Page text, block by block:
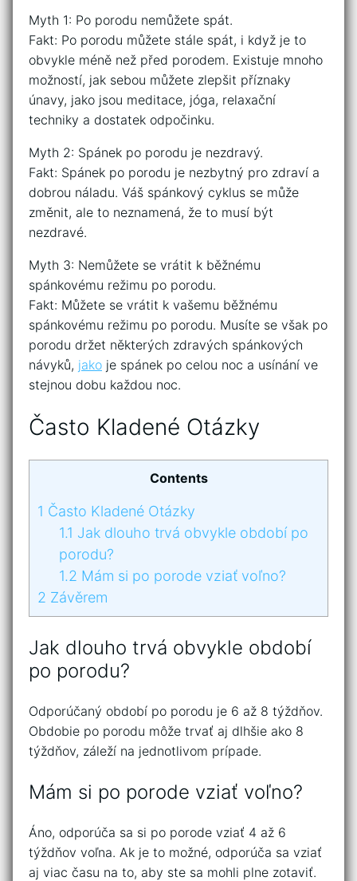
Myth 1: Po porodu nemůžete spát.
Fakt: Po porodu můžete stále spát, i když je to
obvykle méně než před porodem. Existuje mnoho
možností, jak sebou můžete zlepšit příznaky
únavy, jako jsou meditace, jóga, relaxační
techniky a dostatek odpočinku.
Myth 2: Spánek po porodu je nezdravý.
Fakt: Spánek po porodu je nezbytný pro zdraví a
dobrou náladu. Váš spánkový cyklus se může
změnit, ale to neznamená, že to musí být
nezdravé.
Myth 3: Nemůžete se vrátit k běžnému
spánkovému režimu po porodu.
Fakt: Můžete se vrátit k vašemu běžnému
spánkovému režimu po porodu. Musíte se však po
porodu držet některých zdravých spánkových
návyků, jako je spánek po celou noc a usínání ve
stejnou dobu každou noc.
Často Kladené Otázky
Contents
1 Často Kladené Otázky
1.1 Jak dlouho trvá obvykle období po
porodu?
1.2 Mám si po porode vziať voľno?
2 Závěrem
Jak dlouho trvá obvykle období
po porodu?
Odporúčaný období po porodu je 6 až 8 týždňov.
Obdobie po porodu môže trvať aj dlhšie ako 8
týždňov, záleží na jednotlivom prípade.
Mám si po porode vziať voľno?
Áno, odporúča sa si po porode vziať 4 až 6
týždňov voľna. Ak je to možné, odporúča sa vziať
aj viac času na to, aby ste sa mohli plne zotaviť.